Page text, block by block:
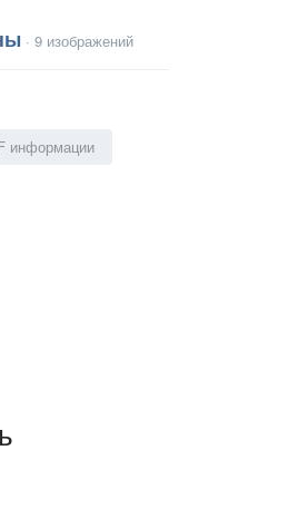
· 9 изображений
информации